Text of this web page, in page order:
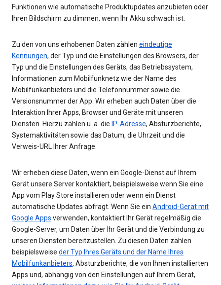
Funktionen wie automatische Produktupdates anzubieten oder
Ihren Bildschirm zu dimmen, wenn Ihr Akku schwach ist.
Zu den von uns erhobenen Daten zählen eindeutige
Kennungen, der Typ und die Einstellungen des Browsers, der
Typ und die Einstellungen des Geräts, das Betriebssystem,
Informationen zum Mobilfunknetz wie der Name des
Mobilfunkanbieters und die Telefonnummer sowie die
Versionsnummer der App. Wir erheben auch Daten über die
Interaktion Ihrer Apps, Browser und Geräte mit unseren
Diensten. Hierzu zählen u. a. die IP-Adresse, Absturzberichte,
Systemaktivitäten sowie das Datum, die Uhrzeit und die
Verweis-URL Ihrer Anfrage.
Wir erheben diese Daten, wenn ein Google-Dienst auf Ihrem
Gerät unsere Server kontaktiert, beispielsweise wenn Sie eine
App vom Play Store installieren oder wenn ein Dienst
automatische Updates abfragt. Wenn Sie ein Android-Gerät mit
Google Apps verwenden, kontaktiert Ihr Gerät regelmäßig die
Google-Server, um Daten über Ihr Gerät und die Verbindung zu
unseren Diensten bereitzustellen. Zu diesen Daten zählen
beispielsweise der Typ Ihres Geräts und der Name Ihres
Mobilfunkanbieters, Absturzberichte, die von Ihnen installierten
Apps und, abhängig von den Einstellungen auf Ihrem Gerät,